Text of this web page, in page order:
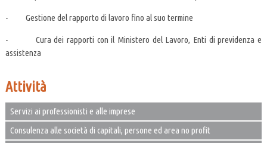
- Gestione del rapporto di lavoro fino al suo termine
- Cura dei rapporti con il Ministero del Lavoro, Enti di previdenza e
assistenza
Attività
Servizi ai professionisti e alle imprese
Consulenza alle società di capitali, persone ed area no profit